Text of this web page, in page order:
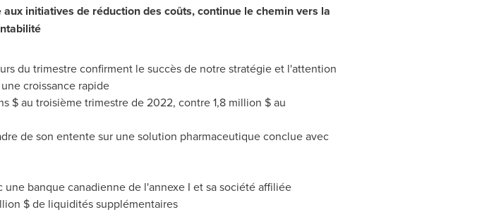
initiatives de réduction des coûts, continue le chemin vers la
du trimestre confirment le succès de notre stratégie et l'attention
croissance rapide
$ au troisième trimestre de 2022, contre 1,8 million $ au
de son entente sur une solution pharmaceutique conclue avec
banque canadienne de l'annexe I et sa société affiliée
$ de liquidités supplémentaires